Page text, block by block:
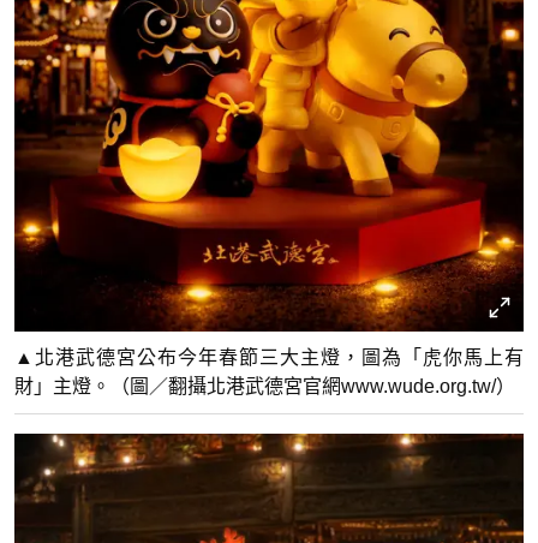
▲北港武德宮公布今年春節三大主燈，圖為「虎你馬上有
財」主燈。（圖／翻攝北港武德宮官網www.wude.org.tw/）